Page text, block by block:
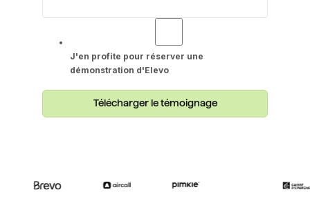
J'en profite pour réserver une
démonstration d'Elevo